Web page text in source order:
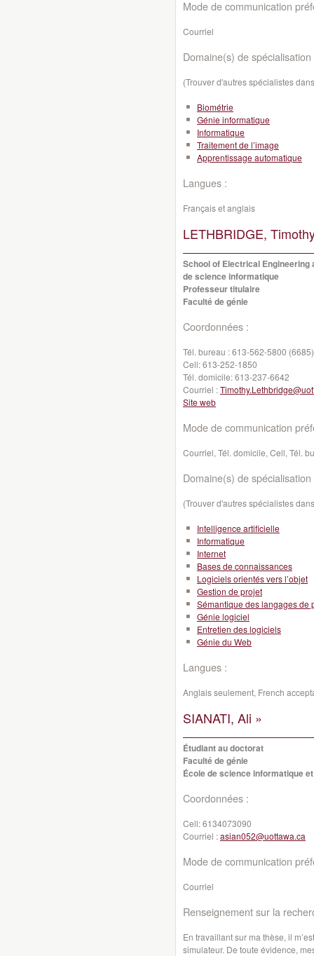
Mode de communication
Courriel
Domaine(s) de spécialisation
(Trouver d'autres spécialistes
Biométrie
Génie informatique
Informatique
Traitement de l’image
Apprentissage automatique
Langues :
Français et anglais
LETHBRIDGE,
School of Electrical Engineering
de science informatique
Professeur titulaire
Faculté de génie
Coordonnées :
Tél. bureau :613-562-5800 (6685)
Cell:613-252-1850
Tél. domicile:613-237-6642
Courriel :
Site web
Mode de communication
Courriel, Tél. domicile, Cell, Tél.
Domaine(s) de spécialisation
(Trouver d'autres spécialistes
Intelligence artificielle
Informatique
Internet
Bases de connaissances
Logiciels orientés vers l’objet
Gestion de projet
Sémantique des langages de
Génie logiciel
Entretien des logiciels
Génie du Web
Langues :
Anglais seulement, French
SIANATI, Ali »
Étudiant au doctorat
Faculté de génie
École de science informatique
Coordonnées :
Cell:6134073090
Courriel :asian052@uottawa.ca
Mode de communication
Courriel
Renseignement sur la
En travaillant sur ma thèse, il
simulateur. De toute évidence,